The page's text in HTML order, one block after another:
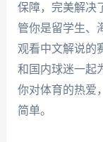
保障，完美解决
管你是留学生、
观看中文解说的
和国内球迷一起
你对体育的热爱
简单。